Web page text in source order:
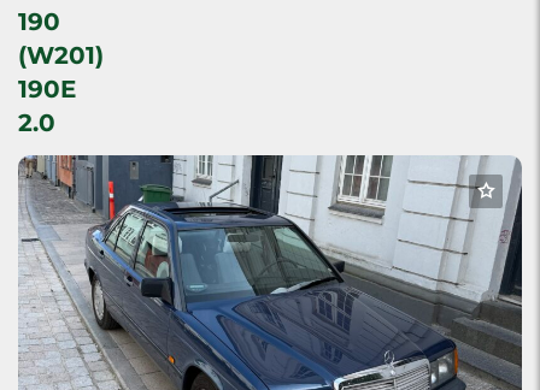
190
(W201)
190E
2.0